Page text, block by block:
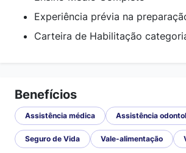
Experiência prévia na
Carteira de Habilitação
Benefícios
Assistência médica Assistência
Seguro de Vida Vale-alimentação